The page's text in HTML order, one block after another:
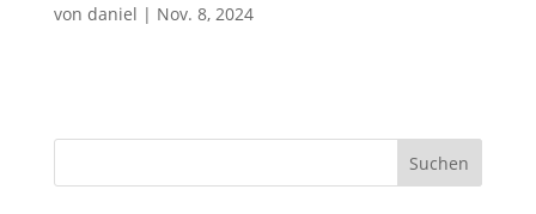
von daniel | Nov. 8, 2024
Suchen